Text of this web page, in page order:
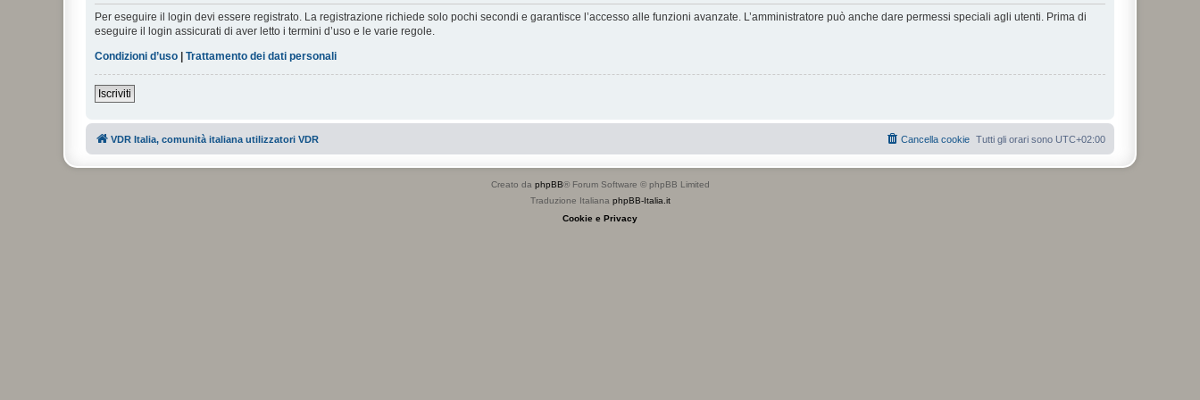
Per eseguire il login devi essere registrato. La registrazione richiede solo pochi secondi e garantisce l’accesso alle funzioni avanzate. L’amministratore può anche dare permessi speciali agli utenti. Prima di
eseguire il login assicurati di aver letto i termini d’uso e le varie regole.
Condizioni d’uso | Trattamento dei dati personali
Iscriviti
VDR Italia, comunità italiana utilizzatori VDR Tutti gli orari sono UTC+02:00
Cancella cookie
Creato da phpBB® Forum Software © phpBB Limited
Traduzione Italiana phpBB-Italia.it
Cookie e Privacy